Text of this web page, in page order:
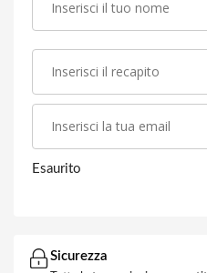
Esaurito
Sicurezza